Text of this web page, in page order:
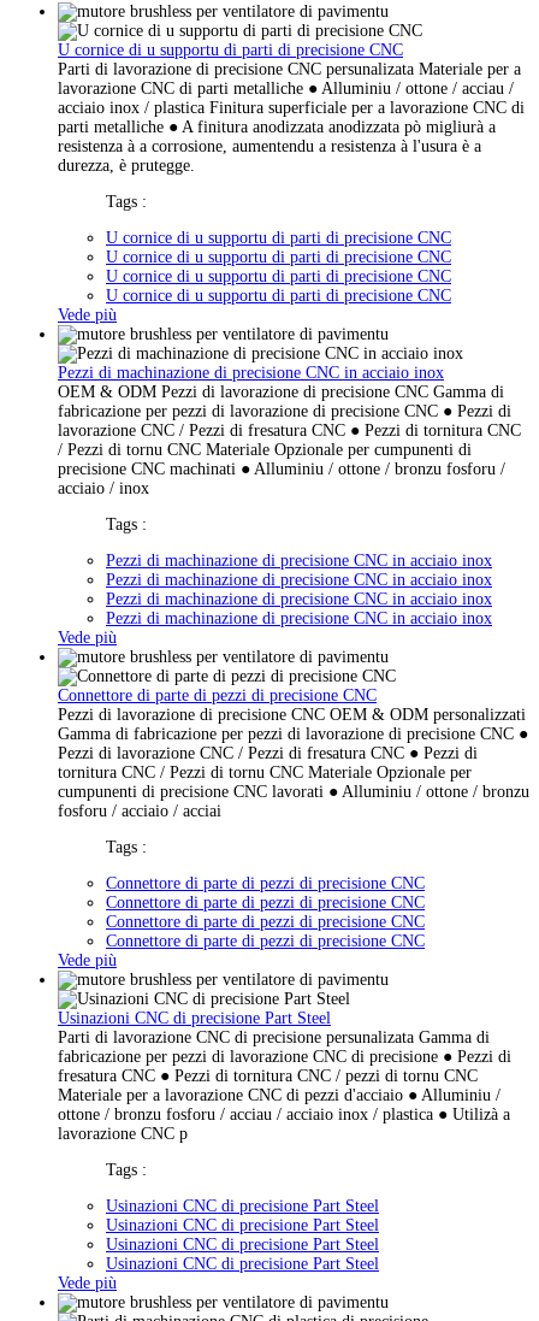
U cornice di u supportu di parti di precisione CNC
Parti di lavorazione di precisione CNC persunalizata Materiale per a
lavorazione CNC di parti metalliche ● Alluminiu / ottone / acciau /
acciaio inox / plastica Finitura superficiale per a lavorazione CNC di
parti metalliche ● A finitura anodizzata anodizzata pò migliurà a
resistenza à a corrosione, aumentendu a resistenza à l'usura è a
durezza, è prutegge.
Tags :
U cornice di u supportu di parti di precisione CNC
U cornice di u supportu di parti di precisione CNC
U cornice di u supportu di parti di precisione CNC
U cornice di u supportu di parti di precisione CNC
Vede più
Pezzi di machinazione di precisione CNC in acciaio inox
OEM & ODM Pezzi di lavorazione di precisione CNC Gamma di
fabricazione per pezzi di lavorazione di precisione CNC ● Pezzi di
lavorazione CNC / Pezzi di fresatura CNC ● Pezzi di tornitura CNC
/ Pezzi di tornu CNC Materiale Opzionale per cumpunenti di
precisione CNC machinati ● Alluminiu / ottone / bronzu fosforu /
acciaio / inox
Tags :
Pezzi di machinazione di precisione CNC in acciaio inox
Pezzi di machinazione di precisione CNC in acciaio inox
Pezzi di machinazione di precisione CNC in acciaio inox
Pezzi di machinazione di precisione CNC in acciaio inox
Vede più
Connettore di parte di pezzi di precisione CNC
Pezzi di lavorazione di precisione CNC OEM & ODM personalizzati
Gamma di fabricazione per pezzi di lavorazione di precisione CNC ●
Pezzi di lavorazione CNC / Pezzi di fresatura CNC ● Pezzi di
tornitura CNC / Pezzi di tornu CNC Materiale Opzionale per
cumpunenti di precisione CNC lavorati ● Alluminiu / ottone / bronzu
fosforu / acciaio / acciai
Tags :
Connettore di parte di pezzi di precisione CNC
Connettore di parte di pezzi di precisione CNC
Connettore di parte di pezzi di precisione CNC
Connettore di parte di pezzi di precisione CNC
Vede più
Usinazioni CNC di precisione Part Steel
Parti di lavorazione CNC di precisione persunalizata Gamma di
fabricazione per pezzi di lavorazione CNC di precisione ● Pezzi di
fresatura CNC ● Pezzi di tornitura CNC / pezzi di tornu CNC
Materiale per a lavorazione CNC di pezzi d'acciaio ● Alluminiu /
ottone / bronzu fosforu / acciau / acciaio inox / plastica ● Utilizà a
lavorazione CNC p
Tags :
Usinazioni CNC di precisione Part Steel
Usinazioni CNC di precisione Part Steel
Usinazioni CNC di precisione Part Steel
Usinazioni CNC di precisione Part Steel
Vede più